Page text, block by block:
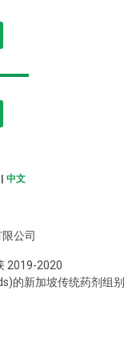
中文
公司
2019-2020
的新加坡传统药剂组别